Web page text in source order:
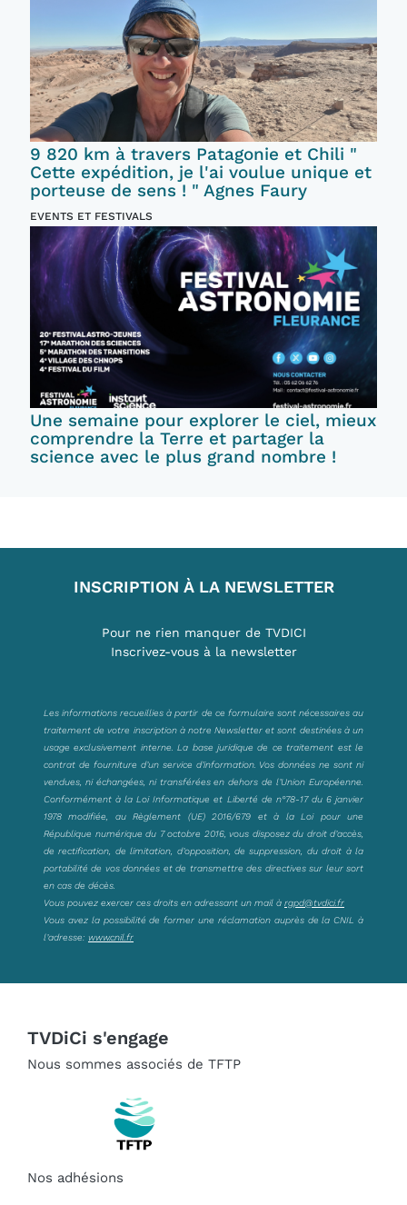
9 820 km à travers Patagonie et Chili "
Cette expédition, je l'ai voulue unique et
porteuse de sens ! " Agnes Faury
EVENTS ET FESTIVALS
Une semaine pour explorer le ciel, mieux
comprendre la Terre et partager la
science avec le plus grand nombre !
INSCRIPTION À LA NEWSLETTER
Pour ne rien manquer de TVDICI
Inscrivez-vous à la newsletter
Les informations recueillies à partir de ce formulaire sont nécessaires au
traitement de votre inscription à notre Newsletter et sont destinées à un
usage exclusivement interne. La base juridique de ce traitement est le
contrat de fourniture d’un service d’information. Vos données ne sont ni
vendues, ni échangées, ni transférées en dehors de l’Union Européenne.
Conformément à la Loi Informatique et Liberté de n°78-17 du 6 janvier
1978 modifiée, au Règlement (UE) 2016/679 et à la Loi pour une
République numérique du 7 octobre 2016, vous disposez du droit d’accès,
de rectification, de limitation, d’opposition, de suppression, du droit à la
portabilité de vos données et de transmettre des directives sur leur sort
en cas de décès.
Vous pouvez exercer ces droits en adressant un mail à rgpd@tvdici.fr
Vous avez la possibilité de former une réclamation auprès de la CNIL à
l’adresse: www.cnil.fr
TVDiCi s'engage
Nous sommes associés de TFTP
Nos adhésions